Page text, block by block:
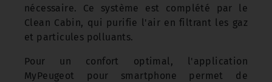
nécessaire. Ce système est complété par le
Clean Cabin, qui purifie l'air en filtrant les gaz
et particules polluants.
Pour un confort optimal, l'application
MyPeugeot pour smartphone permet de